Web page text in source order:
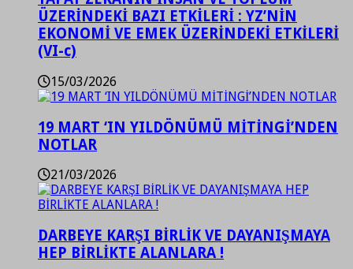
ÜZERİNDEKİ BAZI ETKİLERİ : YZ’NİN
EKONOMİ VE EMEK ÜZERİNDEKİ ETKİLERİ
(VI-c)
15/03/2026
19 MART ‘IN YILDÖNÜMÜ MİTİNGİ’NDEN
NOTLAR
21/03/2026
DARBEYE KARŞI BİRLİK VE DAYANIŞMAYA
HEP BİRLİKTE ALANLARA !